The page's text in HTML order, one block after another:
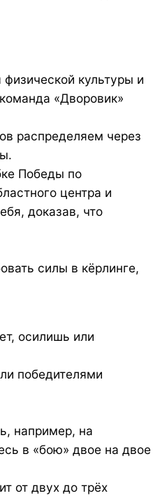
культуры и
«Дворовик»
распределяем через
Победы по
центра и
доказав, что
силы в кёрлинге,
осилишь или
победителями
например, на
в «бою» двое на двое
от двух до трёх